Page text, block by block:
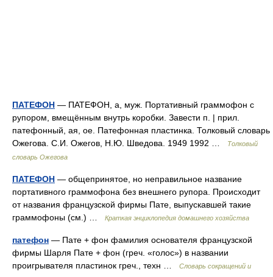
ПАТЕФОН — ПАТЕФОН, а, муж. Портативный граммофон с
рупором, вмещённым внутрь коробки. Завести п. | прил.
патефонный, ая, ое. Патефонная пластинка. Толковый словарь
Ожегова. С.И. Ожегов, Н.Ю. Шведова. 1949 1992 …
Толковый
словарь Ожегова
ПАТЕФОН — общепринятое, но неправильное название
портативного граммофона без внешнего рупора. Происходит
от названия французской фирмы Пате, выпускавшей такие
граммофоны (см.) …
Краткая энциклопедия домашнего хозяйства
патефон — Пате + фон фамилия основателя французской
фирмы Шарля Пате + фон (греч. «голос») в названии
проигрывателя пластинок греч., техн …
Словарь сокращений и